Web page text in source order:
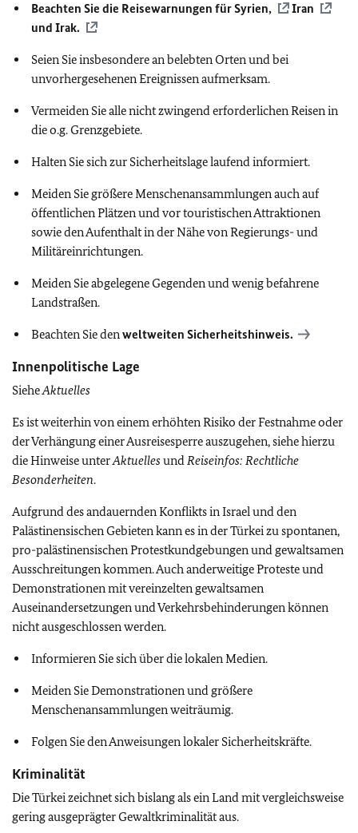
Beachten Sie die Reisewarnungen fürSyrien,
Iran
und Irak.
Seien Sie insbesondere an belebten Orten und bei
unvorhergesehenen Ereignissen aufmerksam.
Vermeiden Sie alle nicht zwingend erforderlichen Reisen in
die o.g. Grenzgebiete.
Halten Sie sich zur Sicherheitslage laufend informiert.
Meiden Sie größere Menschenansammlungen auch auf
öffentlichen Plätzen und vor touristischen Attraktionen
sowie den Aufenthalt in der Nähe von Regierungs- und
Militäreinrichtungen.
Meiden Sie abgelegene Gegenden und wenig befahrene
Landstraßen.
Beachten Sie denweltweiten Sicherheitshinweis.
Innenpolitische Lage
SieheAktuelles
Es ist weiterhin von einem erhöhten Risiko der Festnahme oder
der Verhängung einer Ausreisesperre auszugehen, siehe hierzu
die Hinweise unterAktuellesundReiseinfos: Rechtliche
Besonderheiten.
Aufgrund des andauernden Konflikts in Israel und den
Palästinensischen Gebieten kann es in der Türkei zu spontanen,
pro-palästinensischen Protestkundgebungen und gewaltsamen
Ausschreitungen kommen. Auch anderweitige Proteste und
Demonstrationen mit vereinzelten gewaltsamen
Auseinandersetzungen und Verkehrsbehinderungen können
nicht ausgeschlossen werden.
Informieren Sie sich über die lokalen Medien.
Meiden Sie Demonstrationen und größere
Menschenansammlungen weiträumig.
Folgen Sie den Anweisungen lokaler Sicherheitskräfte.
Kriminalität
Die Türkei zeichnet sich bislang als ein Land mit vergleichsweise
gering ausgeprägter Gewaltkriminalität aus.